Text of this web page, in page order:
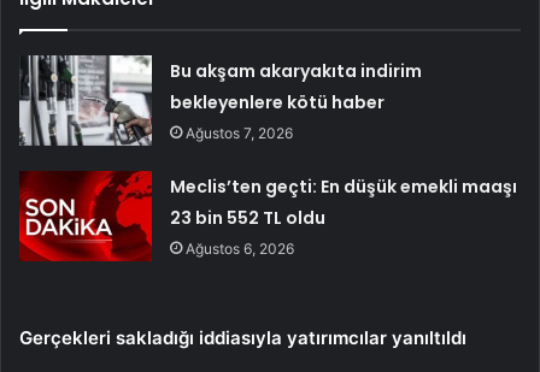
Bu akşam akaryakıta indirim
bekleyenlere kötü haber
Ağustos 7, 2026
Meclis’ten geçti: En düşük emekli maaşı
23 bin 552 TL oldu
Ağustos 6, 2026
Gerçekleri sakladığı iddiasıyla yatırımcılar yanıltıldı